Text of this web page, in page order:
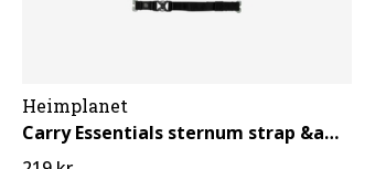
Heimplanet
Carry Essentials sternum strap &amp; hip belt (set/magnetic)